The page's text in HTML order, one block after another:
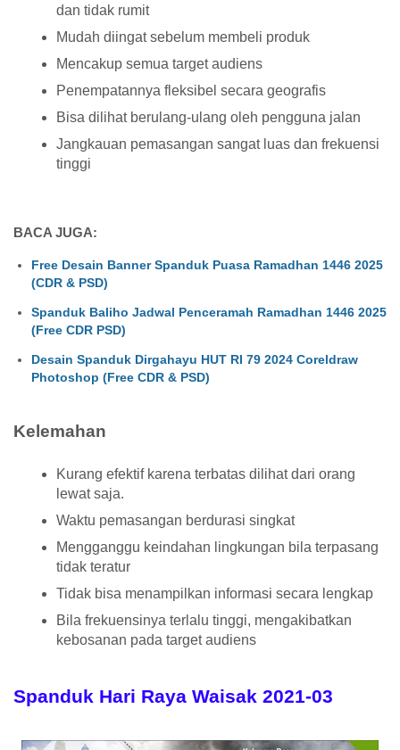
dan tidak rumit
Mudah diingat sebelum membeli produk
Mencakup semua target audiens
Penempatannya fleksibel secara geografis
Bisa dilihat berulang-ulang oleh pengguna jalan
Jangkauan pemasangan sangat luas dan frekuensi
tinggi
BACA JUGA:
Free Desain Banner Spanduk Puasa Ramadhan 1446 2025
(CDR & PSD)
Spanduk Baliho Jadwal Penceramah Ramadhan 1446 2025
(Free CDR PSD)
Desain Spanduk Dirgahayu HUT RI 79 2024 Coreldraw
Photoshop (Free CDR & PSD)
Kelemahan
Kurang efektif karena terbatas dilihat dari orang
lewat saja.
Waktu pemasangan berdurasi singkat
Mengganggu keindahan lingkungan bila terpasang
tidak teratur
Tidak bisa menampilkan informasi secara lengkap
Bila frekuensinya terlalu tinggi, mengakibatkan
kebosanan pada target audiens
Spanduk Hari Raya Waisak 2021-03